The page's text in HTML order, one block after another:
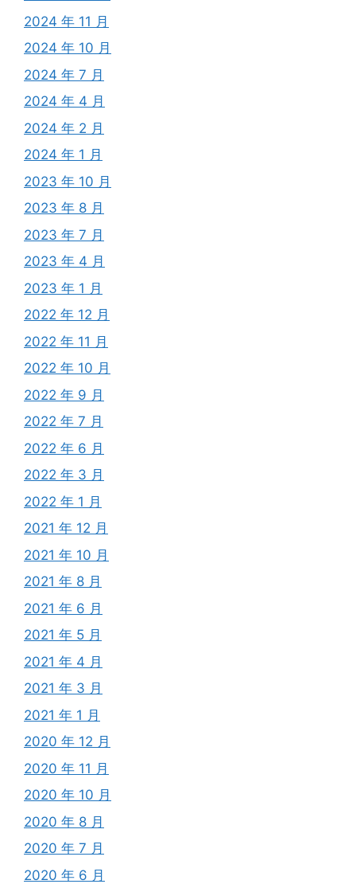
2024 年 11 月
2024 年 10 月
2024 年 7 月
2024 年 4 月
2024 年 2 月
2024 年 1 月
2023 年 10 月
2023 年 8 月
2023 年 7 月
2023 年 4 月
2023 年 1 月
2022 年 12 月
2022 年 11 月
2022 年 10 月
2022 年 9 月
2022 年 7 月
2022 年 6 月
2022 年 3 月
2022 年 1 月
2021 年 12 月
2021 年 10 月
2021 年 8 月
2021 年 6 月
2021 年 5 月
2021 年 4 月
2021 年 3 月
2021 年 1 月
2020 年 12 月
2020 年 11 月
2020 年 10 月
2020 年 8 月
2020 年 7 月
2020 年 6 月